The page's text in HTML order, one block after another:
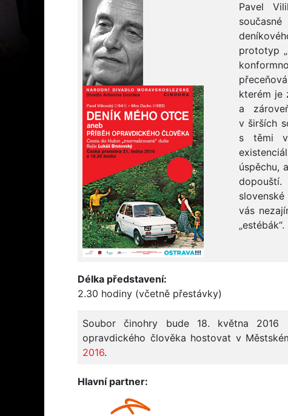
Pavel
prototyp
kterém je
a
v širších
s těmi
úspěchu,
vás
„estébák“.
Délka představení:
2.30 hodiny (včetně přestávky)
Soubor činohry bude 18. května
opravdického člověka hostovat v
2016.
Hlavní partner: